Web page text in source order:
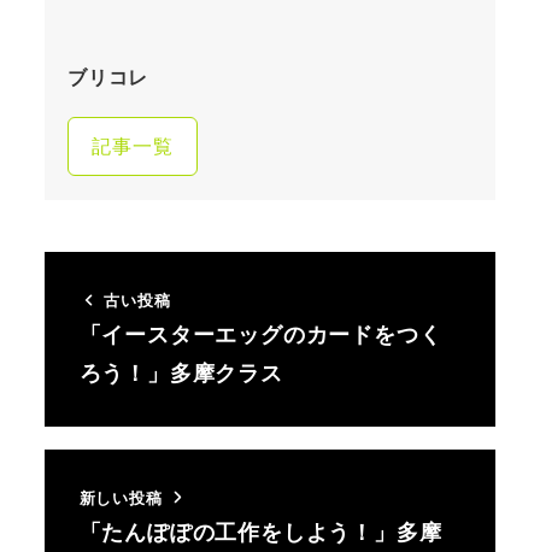
ブリコレ
記事一覧
古い投稿
「イースターエッグのカードをつく
ろう！」多摩クラス
新しい投稿
「たんぽぽの工作をしよう！」多摩